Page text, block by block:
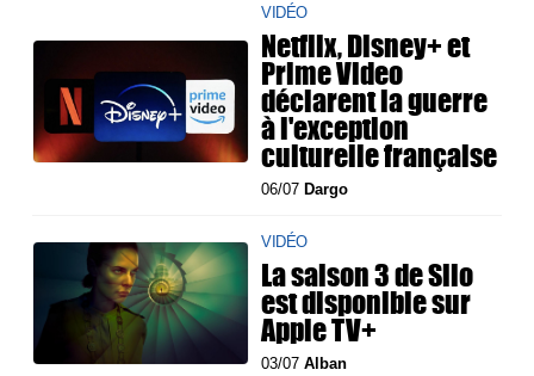
VIDÉO
Netflix, Disney+ et
Prime Video
déclarent la guerre
à l'exception
culturelle française
06/07 Dargo
VIDÉO
La saison 3 de Silo
est disponible sur
Apple TV+
03/07Alban